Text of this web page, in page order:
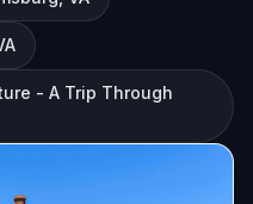
- A Trip Through